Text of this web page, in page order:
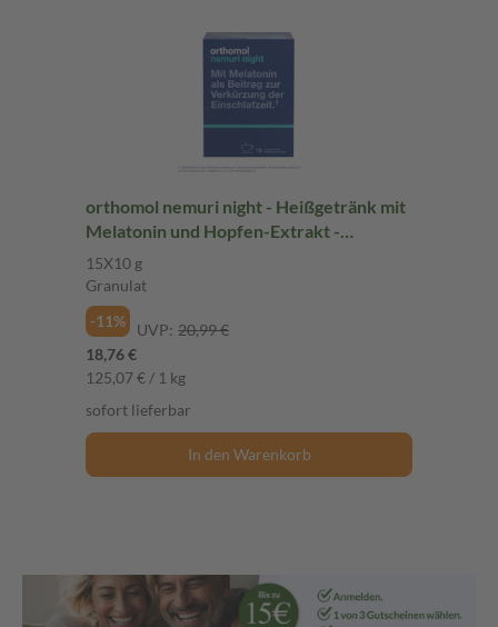
orthomol nemuri night - Heißgetränk mit
Melatonin und Hopfen-Extrakt -
Granulat
15X10 g
Granulat
-11%
UVP: 20,99 €
18,76 €
125,07 € / 1 kg
sofort lieferbar
In den Warenkorb